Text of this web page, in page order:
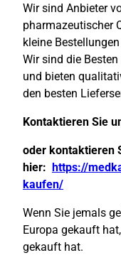
Wir sind Anbieter
pharmazeutischer
kleine
Wir sind die
und bieten
den besten
Kontaktieren Sie
oder kontaktieren
hier:
https://
kaufen/
Wenn Sie jemals
Europa gekauft
gekauft hat.